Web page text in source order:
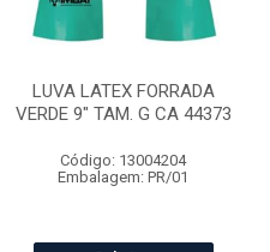
LUVA LATEX FORRADA
VERDE 9" TAM. G CA 44373
Código: 13004204
Embalagem: PR/01